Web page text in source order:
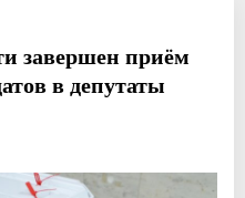
завершен приём
в депутаты